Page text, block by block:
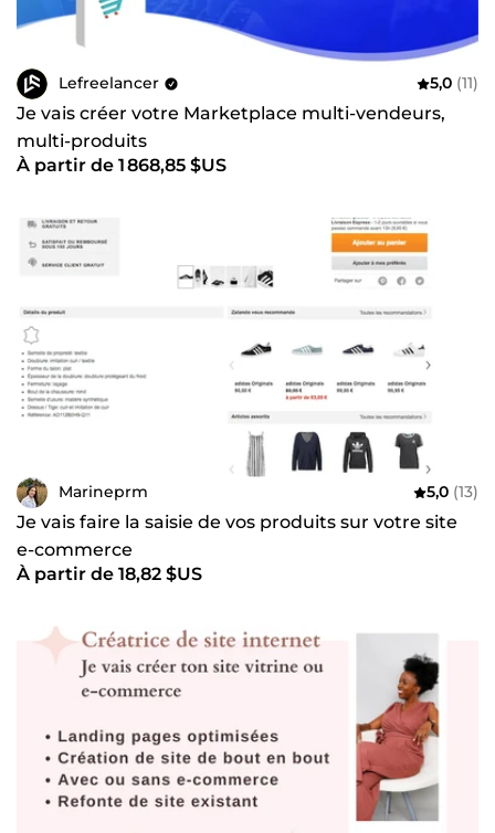
Lefreelancer 5,0 (11)
Je vais créer votre Marketplace multi-vendeurs,
multi-produits
À partir de 1 868,85 $US
Marineprm 5,0 (13)
Je vais faire la saisie de vos produits sur votre site
e-commerce
À partir de 18,82 $US